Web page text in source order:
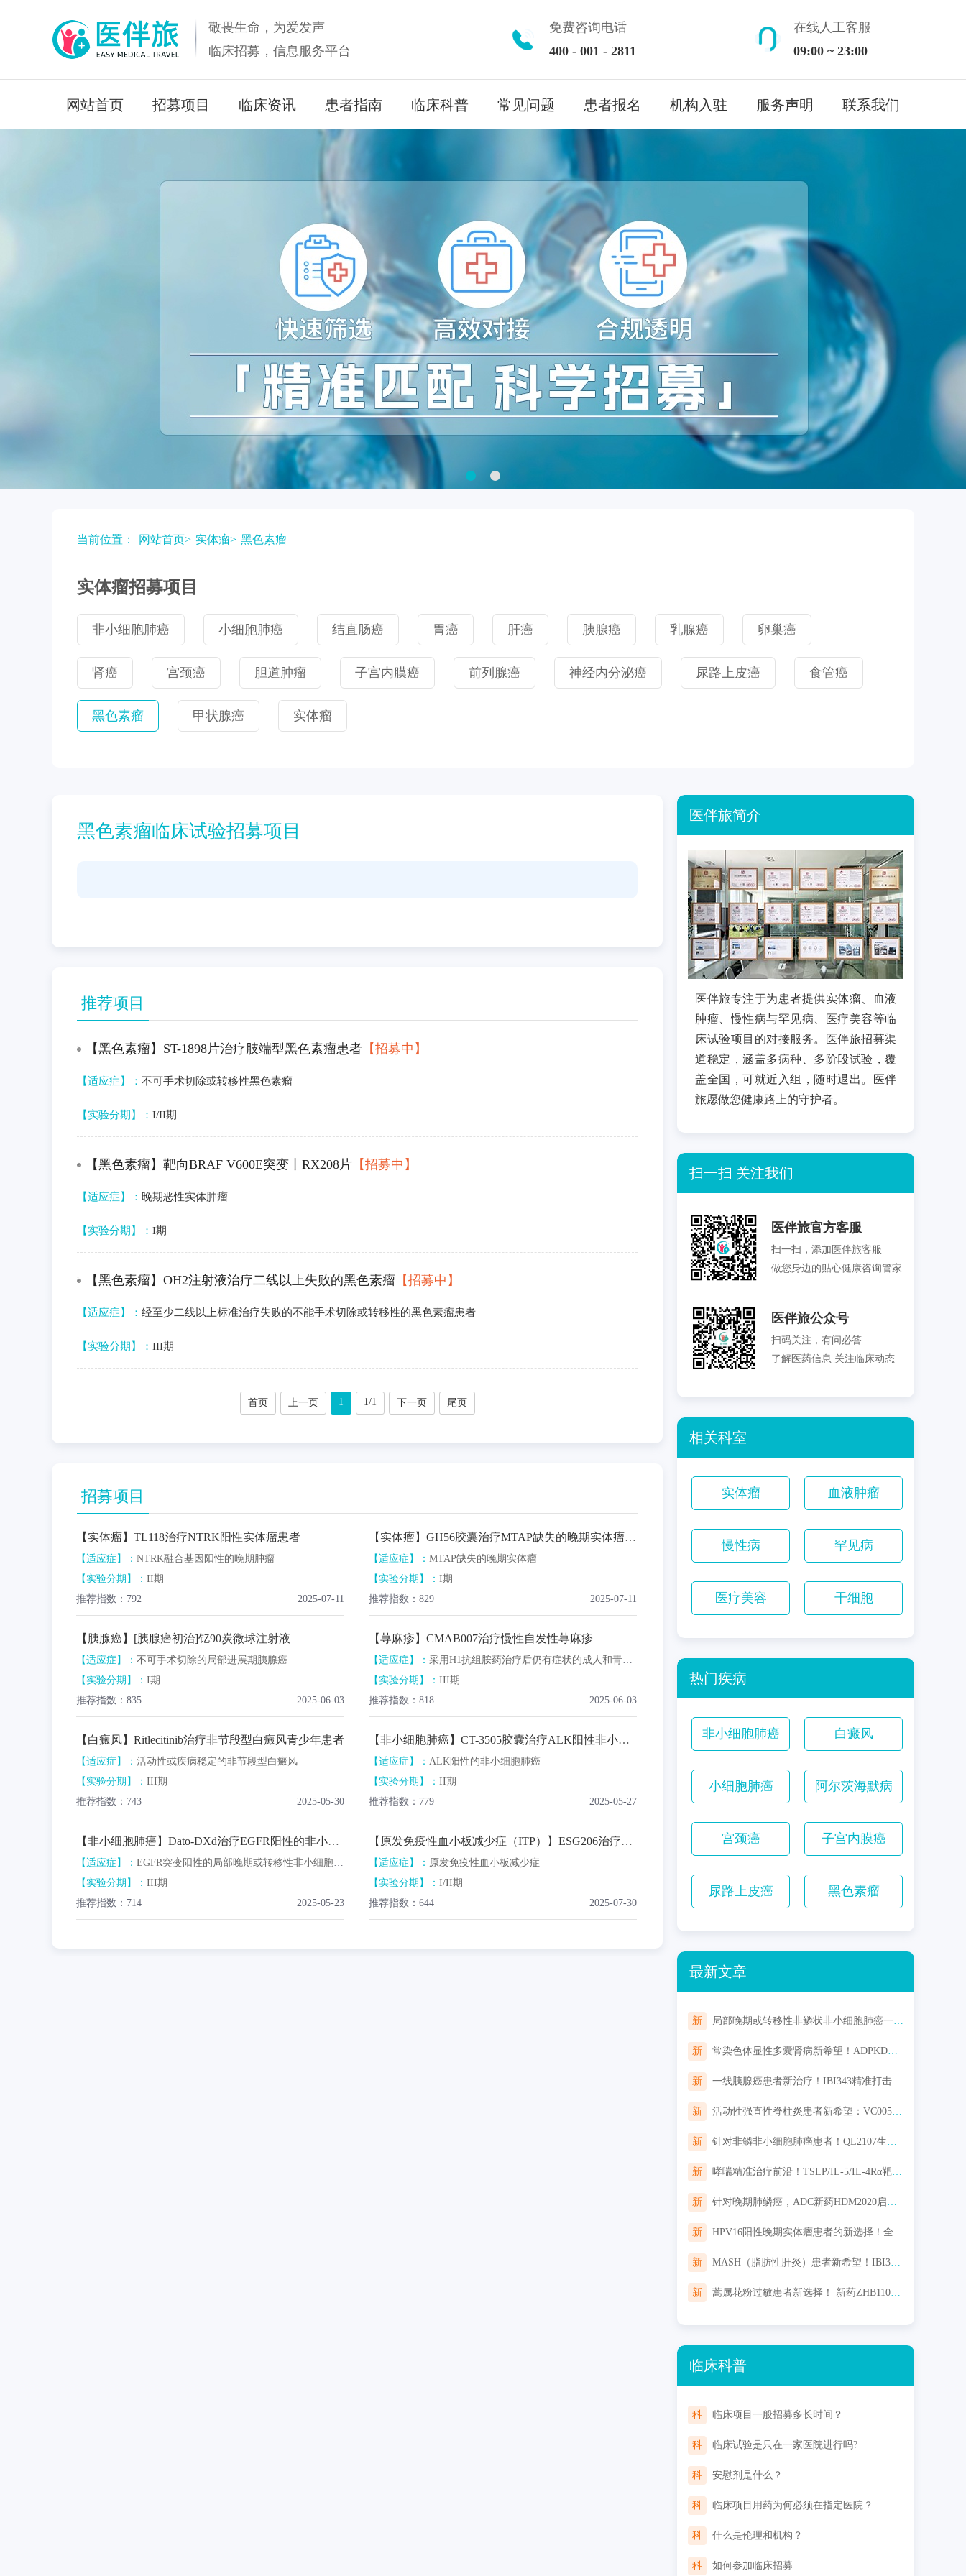
敬畏生命，为爱发声
临床招募，信息服务平台
免费咨询电话
400 - 001 - 2811
在线人工客服
09:00 ~ 23:00
网站首页 招募项目 临床资讯 患者指南 临床科普 常见问题 患者报名 机构入驻 服务声明 联系我们
当前位置： 网站首页> 实体瘤> 黑色素瘤
实体瘤招募项目
非小细胞肺癌 小细胞肺癌 结直肠癌 胃癌 肝癌 胰腺癌 乳腺癌 卵巢癌
肾癌 宫颈癌 胆道肿瘤 子宫内膜癌 前列腺癌 神经内分泌癌 尿路上皮癌 食管癌
黑色素瘤 甲状腺癌 实体瘤
黑色素瘤临床试验招募项目
推荐项目
【黑色素瘤】ST-1898片治疗肢端型黑色素瘤患者 【招募中】
【适应症】： 不可手术切除或转移性黑色素瘤
【实验分期】： I/II期
【黑色素瘤】靶向BRAF V600E突变丨RX208片 【招募中】
【适应症】： 晚期恶性实体肿瘤
【实验分期】： I期
【黑色素瘤】OH2注射液治疗二线以上失败的黑色素瘤 【招募中】
【适应症】： 经至少二线以上标准治疗失败的不能手术切除或转移性的黑色素瘤患者
【实验分期】： III期
首页 上一页 1 1/1 下一页 尾页
招募项目
【实体瘤】TL118治疗NTRK阳性实体瘤患者
【适应症】： NTRK融合基因阳性的晚期肿瘤
【实验分期】： II期
推荐指数：792
2025-07-11
【实体瘤】GH56胶囊治疗MTAP缺失的晚期实体瘤患者
【适应症】： MTAP缺失的晚期实体瘤
【实验分期】： I期
推荐指数：829
2025-07-11
【胰腺癌】[胰腺癌初治]钇90炭微球注射液
【适应症】： 不可手术切除的局部进展期胰腺癌
【实验分期】： I期
推荐指数：835
2025-06-03
【荨麻疹】CMAB007治疗慢性自发性荨麻疹
【适应症】： 采用H1抗组胺药治疗后仍有症状的成人和青少年（15岁及以上）慢性自发性荨麻疹
【实验分期】： III期
推荐指数：818
2025-06-03
【白癜风】Ritlecitinib治疗非节段型白癜风青少年患者
【适应症】： 活动性或疾病稳定的非节段型白癜风
【实验分期】： III期
推荐指数：743
2025-05-30
【非小细胞肺癌】CT-3505胶囊治疗ALK阳性非小细胞肺癌
【适应症】： ALK阳性的非小细胞肺癌
【实验分期】： II期
推荐指数：779
2025-05-27
【非小细胞肺癌】Dato-DXd治疗EGFR阳性的非小细胞肺癌
【适应症】： EGFR突变阳性的局部晚期或转移性非小细胞肺癌
【实验分期】： III期
推荐指数：714
2025-05-23
【原发免疫性血小板减少症（ITP）】ESG206治疗原发免疫性血小板减少症
【适应症】： 原发免疫性血小板减少症
【实验分期】： I/II期
推荐指数：644
2025-07-30
医伴旅简介
医伴旅专注于为患者提供实体瘤、血液
肿瘤、慢性病与罕见病、医疗美容等临
床试验项目的对接服务。医伴旅招募渠
道稳定，涵盖多病种、多阶段试验，覆
盖全国，可就近入组，随时退出。医伴
旅愿做您健康路上的守护者。
扫一扫 关注我们
医伴旅官方客服
扫一扫，添加医伴旅客服
做您身边的贴心健康咨询管家
医伴旅公众号
扫码关注，有问必答
了解医药信息 关注临床动态
相关科室
实体瘤 血液肿瘤
慢性病 罕见病
医疗美容 干细胞
热门疾病
非小细胞肺癌 白癜风
小细胞肺癌 阿尔茨海默病
宫颈癌 子宫内膜癌
尿路上皮癌 黑色素瘤
最新文章
新 局部晚期或转移性非鳞状非小细胞肺癌一线用药，HB0025注射液联合化疗对比替雷利珠单抗联合化疗来了
新 常染色体显性多囊肾病新希望！ADPKD创新生物制品AZD1613，有望延缓肾功能恶化
新 一线胰腺癌患者新治疗！IBI343精准打击CLDN18.2阳性肿瘤，免费入组机会！
新 活动性强直性脊柱炎患者新希望：VC005片III期研究招募中，口服便捷，起效迅速
新 针对非鳞非小细胞肺癌患者！QL2107生物类似药启动III期研究，对标Keytruda一线治疗非鳞非小细胞肺癌
新 哮喘精准治疗前沿！TSLP/IL-5/IL-4Rα靶点新药III期临床进展汇总
新 针对晚期肺鳞癌，ADC新药HDM2020启动临床，“魔法子弹”精准打击，机会不容错过！
新 HPV16阳性晚期实体瘤患者的新选择！全新环状RNA疫苗TI-0093临床招募启动
新 MASH（脂肪性肝炎）患者新希望！IBI362临床启动：聚焦肝组织学改善
新 蒿属花粉过敏患者新选择！ 新药ZHB110舌下片免费用，告别长期过敏困扰！
临床科普
科 临床项目一般招募多长时间？
科 临床试验是只在一家医院进行吗?
科 安慰剂是什么？
科 临床项目用药为何必须在指定医院？
科 什么是伦理和机构？
科 如何参加临床招募